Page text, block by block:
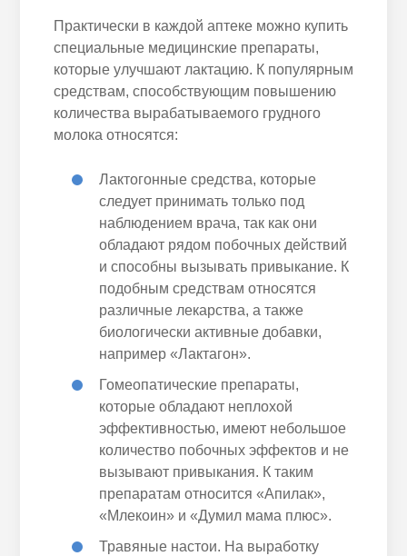
Практически в каждой аптеке можно купить
специальные медицинские препараты,
которые улучшают лактацию. К популярным
средствам, способствующим повышению
количества вырабатываемого грудного
молока относятся:
Лактогонные средства, которые
следует принимать только под
наблюдением врача, так как они
обладают рядом побочных действий
и способны вызывать привыкание. К
подобным средствам относятся
различные лекарства, а также
биологически активные добавки,
например «Лактагон».
Гомеопатические препараты,
которые обладают неплохой
эффективностью, имеют небольшое
количество побочных эффектов и не
вызывают привыкания. К таким
препаратам относится «Апилак»,
«Млекоин» и «Думил мама плюс».
Травяные настои. На выработку